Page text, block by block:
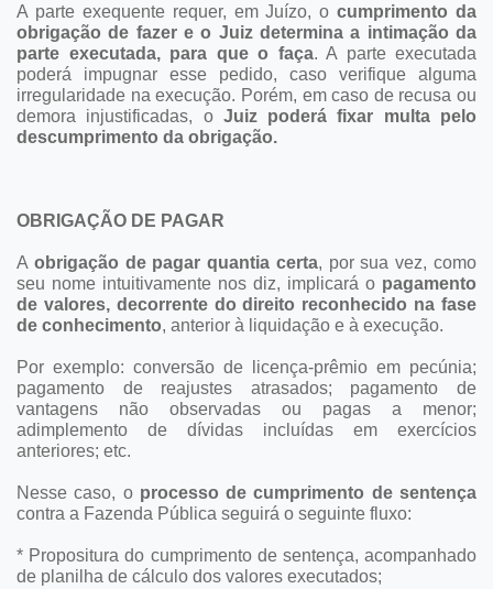
A parte exequente requer, em Juízo, ocumprimento da
obrigação de fazer e o Juiz determina a intimação da
parte executada, para que o faça. A parte executada
poderá impugnar esse pedido, caso verifique alguma
irregularidade na execução. Porém, em caso de recusa ou
demora injustificadas, o Juiz poderá fixar multa pelo
descumprimento da obrigação.
OBRIGAÇÃO DE PAGAR
A obrigação de pagar quantia certa, por sua vez, como
seu nome intuitivamente nos diz, implicará o pagamento
de valores, decorrente do direito reconhecido na fase
de conhecimento, anterior à liquidação e à execução.
Por exemplo: conversão de licença-prêmio em pecúnia;
pagamento de reajustes atrasados; pagamento de
vantagens não observadas ou pagas a menor;
adimplemento de dívidas incluídas em exercícios
anteriores; etc.
Nesse caso, o processo de cumprimento de sentença
contra a Fazenda Pública seguirá o seguinte fluxo:
* Propositura do cumprimento de sentença, acompanhado
de planilha de cálculo dos valores executados;